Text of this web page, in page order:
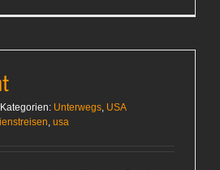
Kategorien: Unterwegs, USA
, usa